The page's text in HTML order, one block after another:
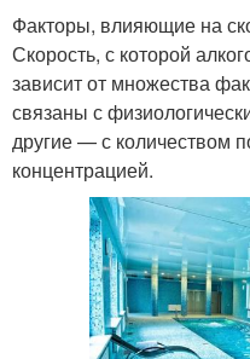
Факторы, влияющие на
Скорость, с которой
зависит от множества
связаны с
другие — с количеством
концентрацией.